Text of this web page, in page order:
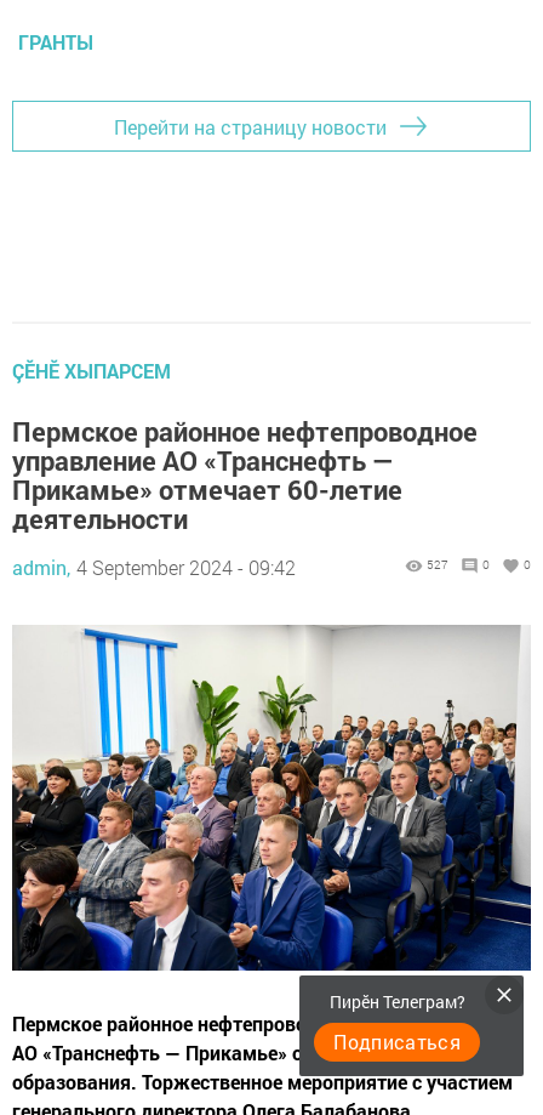
ГРАНТЫ
Перейти на страницу новости
ÇӖНӖ ХЫПАРСЕМ
Пермское районное нефтепроводное
управление АО «Транснефть —
Прикамье» отмечает 60-летие
деятельности
admin, 4 September 2024 - 09:42 527 0 0
Пермское районное нефтепроводное управление (РНУ)
АО «Транснефть — Прикамье» отмечает 60 лет со дня
образования. Торжественное мероприятие с участием
Пирӗн Телеграм?
Подписаться